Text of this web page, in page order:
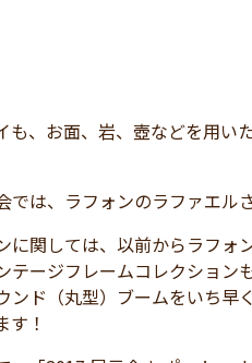
も、お面、岩、壺などを用い
では、ラフォンのラファエル
に関しては、以前からラフ
テージフレームコレクション
ンド（丸型）ブームをいち早
す！